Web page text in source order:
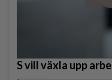
S vill växla upp